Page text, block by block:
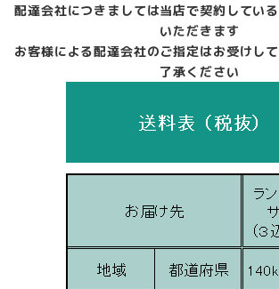
配達会社につきましては当店で契約してい
いただきます
お客様による配達会社のご指定はお受けし
了承ください